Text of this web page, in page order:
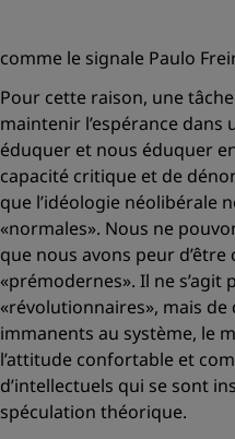
comme le signale Paulo
Pour cette raison, une
maintenir l’espérance
éduquer et nous éduquer
capacité critique et de
que l’idéologie néolibérale
«normales». Nous ne
que nous avons peur
«prémodernes». Il ne s’agit
«révolutionnaires», mais de
immanents au système, le
l’attitude confortable et
d’intellectuels qui se sont
spéculation théorique.